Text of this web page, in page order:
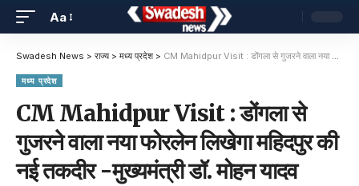
Aa
Swadesh News > राज्य> मध्य प्रदेश> CM Mahidpur Visit : डोंगला से गुजरने वाला नया फोरलेन लिखेगा महिदपुर की नई तकदीर -मुख्यमंत्री डॉ. मोहन यादव
मध्य प्रदेश
CM Mahidpur Visit : डोंगला से
गुजरने वाला नया फोरलेन लिखेगा महिदपुर की
नई तकदीर -मुख्यमंत्री डॉ. मोहन यादव